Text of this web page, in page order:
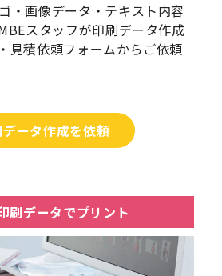
・画像データ・テキスト内容
スタッフが印刷データ作成
見積依頼フォームからご依頼
データ作成を依頼
刷データでプリント